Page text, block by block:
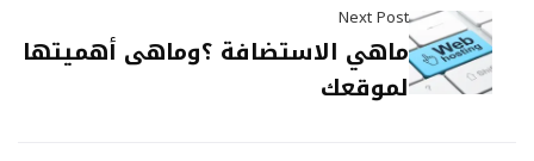
Next Post
ماهي الاستضافة ؟وماهى أهميتها
لموقعك